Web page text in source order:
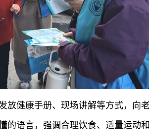
放健康手册、现场讲解等方式，向
的语言，强调合理饮食、适量运动